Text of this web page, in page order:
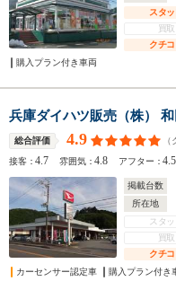
スタ
買取
クチコ
購入プラン付き車両
兵庫ダイハツ販売（株）
総合評価 4.9
接客：4.7 雰囲気：4.8 アフター：4.5
掲載台数
所在地
スタ
買取
クチコ
カーセンサー認定車
購入プラン付き